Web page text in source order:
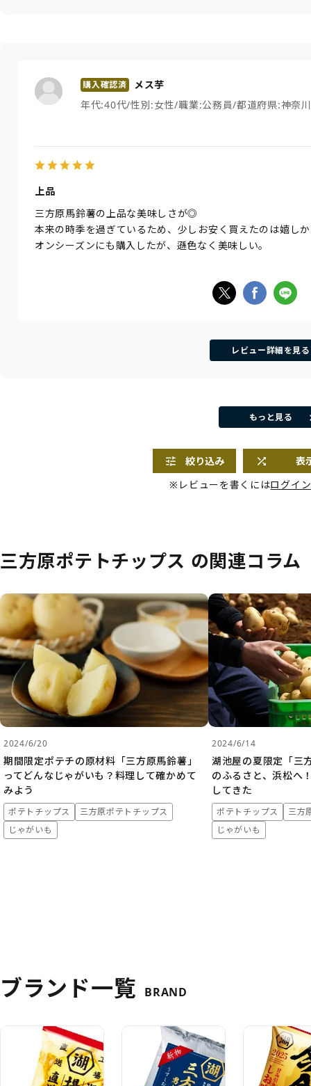
メス芋
年代:40代 性別:女性 職業:公務員 都道府県:神奈
上品
三方原馬鈴薯の上品な美味しさが◎
本来の時季を過ぎているため、少しお安く買えたのは嬉し
オンシーズンにも購入したが、遜色なく美味しい。
レビュー詳細を見る
もっと見る
絞り込み
表
※レビューを書くにはログイン
三方原ポテトチップス の関連コラム
2024/6/20
期間限定ポテチの原材料「三方原馬鈴薯」
ってどんなじゃがいも？料理して確かめて
みよう
ポテトチップス
三方原ポテトチップス
じゃがいも
2024/6/14
湖池屋の夏限定「三
のふるさと、浜松へ
してきた
ポテトチップス
三方
じゃがいも
ブランド一覧 BRAND